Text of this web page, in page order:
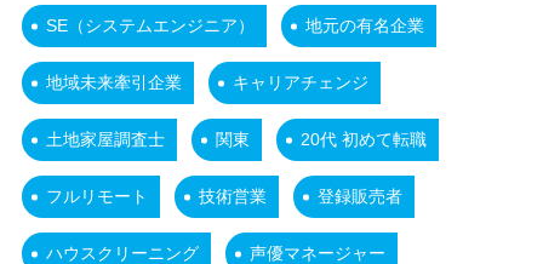
SE（システムエンジニア） 地元の有名企業
地域未来牽引企業 キャリアチェンジ
土地家屋調査士 関東 20代 初めて転職
フルリモート 技術営業 登録販売者
ハウスクリーニング 声優マネージャー